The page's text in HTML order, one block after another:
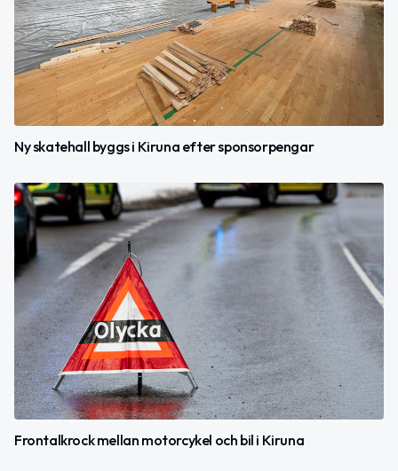
Ny skatehall byggs i Kiruna efter sponsorpengar
Frontalkrock mellan motorcykel och bil i Kiruna